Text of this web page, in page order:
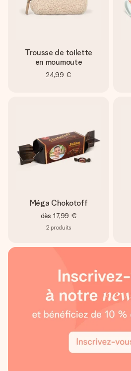
Trousse de toilette
en moumoute
24,99 €
Méga Chokotoff
dès 17,99 €
2 produits